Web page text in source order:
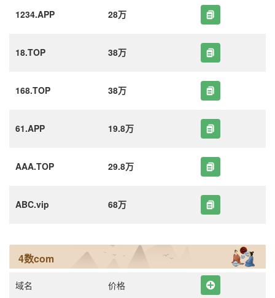
1234.APP 28万
18.TOP 38万
168.TOP 38万
61.APP 19.8万
AAA.TOP 29.8万
ABC.vip 68万
4数com
域名 价格